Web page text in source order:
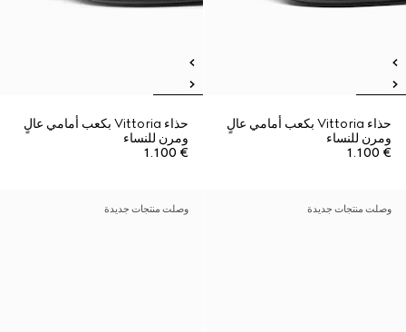
حذاء Vittoria بكعب أمامي عالٍ
ومرن للنساء
€ 1.100
حذاء Vittoria بكعب أمامي عالٍ
ومرن للنساء
€ 1.100
وصلت منتجات جديدة وصلت منتجات جديدة